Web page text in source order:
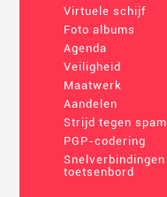
Virtuele schijf
Foto albums
Agenda
Veiligheid
Maatwerk
Aandelen
Strijd tegen spam
PGP-codering
Snelverbindingen
toetsenbord